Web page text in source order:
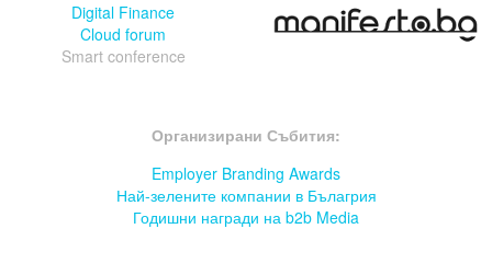
Digital Finance
Cloud forum
Smart conference
Организирани Събития:
Employer Branding Awards
Най-зелените компании в Бълагрия
Годишни награди на b2b Media